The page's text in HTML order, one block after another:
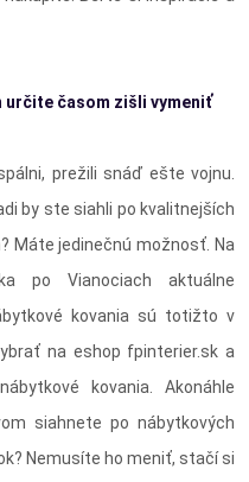
určite časom zišli vymeniť
prežili snáď ešte vojnu.
by ste siahli po kvalitnejších
Máte jedinečnú možnosť. Na
po Vianociach aktuálne
kovania sú totižto v
na eshop fpinterier.sk a
kovania. Akonáhle
siahnete po nábytkových
Nemusíte ho meniť, stačí si